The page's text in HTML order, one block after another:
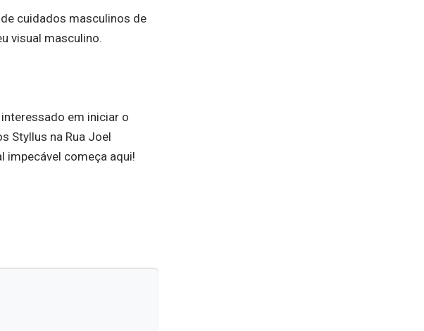
cuidados masculinos de
visual masculino.
em iniciar o
Styllus na Rua Joel
impecável começa aqui!